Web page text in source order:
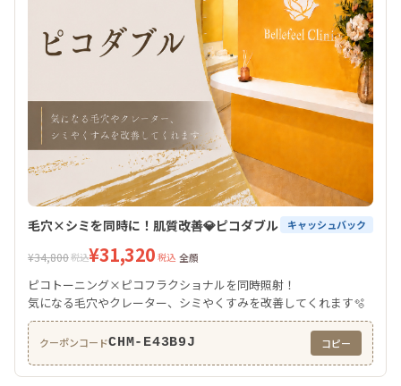
毛穴×シミを同時に！肌質改善💎ピコダブル キャッシュバック
¥34,800税込¥31,320 税込 全顔
ピコトーニング×ピコフラクショナルを同時照射！
気になる毛穴やクレーター、シミやくすみを改善してくれます🫧
クーポンコードCHM-E43B9J コピー